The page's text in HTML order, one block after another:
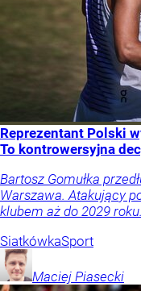
Reprezentant Polski
To kontrowersyjna
Bartosz Gomułka
Warszawa. Atakujący
klubem aż do 2029
SiatkówkaSport
Maciej Piasecki